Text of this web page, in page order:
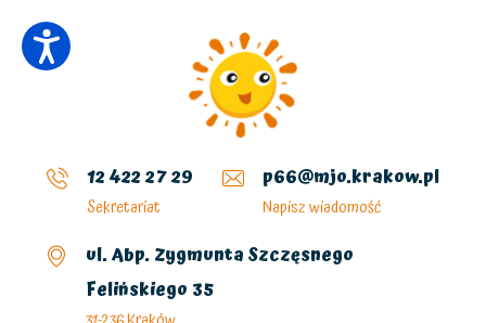
12 422 27 29
Sekretariat
p66@mjo.krakow.pl
Napisz wiadomość
ul. Abp. Zygmunta Szczęsnego
Felińskiego 35